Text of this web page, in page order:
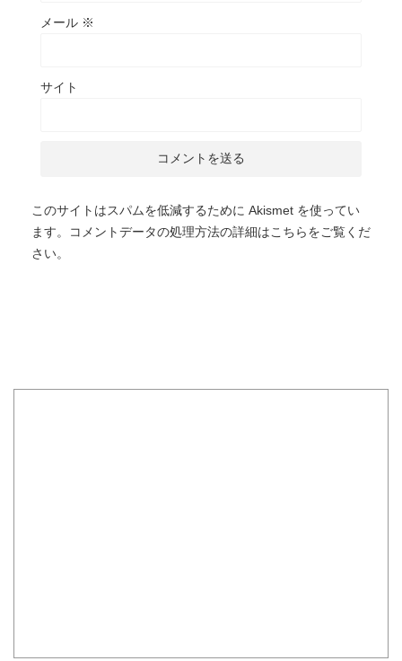
メール ※
サイト
このサイトはスパムを低減するために Akismet を使ってい
ます。
コメントデータの処理方法の詳細はこちらをご覧くだ
さい。